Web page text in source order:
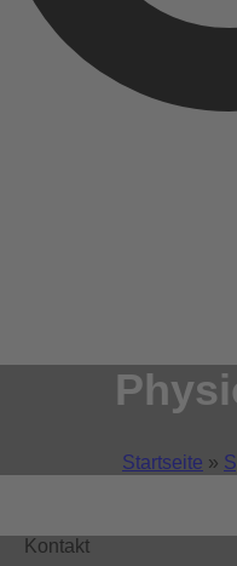
Startseite »
Kontakt